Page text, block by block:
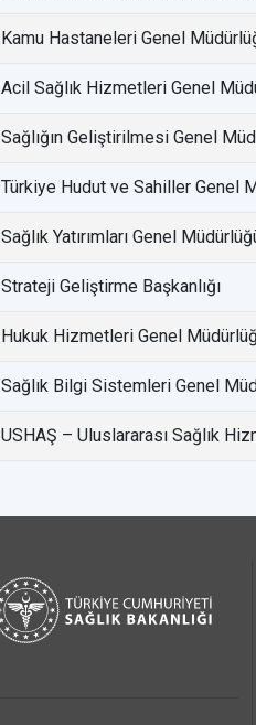
Kamu Hastaneleri Genel
Acil Sağlık Hizmetleri Genel
Sağlığın Geliştirilmesi Genel
Türkiye Hudut ve Sahiller Genel
Sağlık Yatırımları Genel
Strateji Geliştirme Başkanlığı
Hukuk Hizmetleri Genel
Sağlık Bilgi Sistemleri Genel
USHAŞ – Uluslararası Sağlık